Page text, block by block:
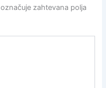
označuje zahtevana polja